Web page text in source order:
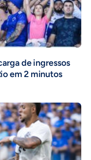
de ingressos
em 2 minutos